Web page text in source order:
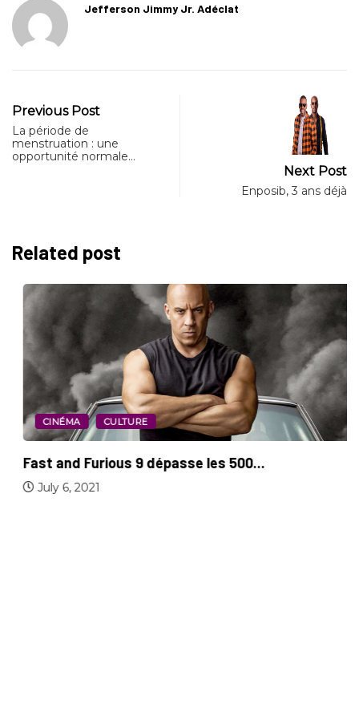
Jefferson Jimmy Jr. Adéclat
Previous Post
La période de
menstruation : une
opportunité normale…
Next Post
Enposib, 3 ans déjà
Related post
CINÉMA CULTURE
Fast and Furious 9 dépasse les 500...
July 6, 2021